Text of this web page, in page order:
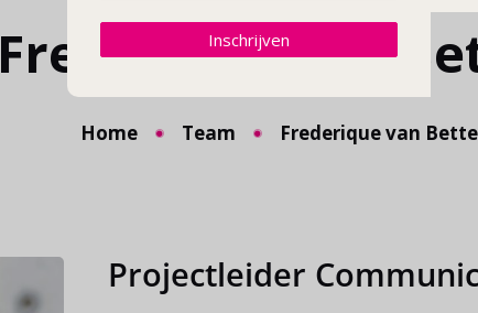
Frederique van
Home Team Frederique van
Projectleider
Inschrijven